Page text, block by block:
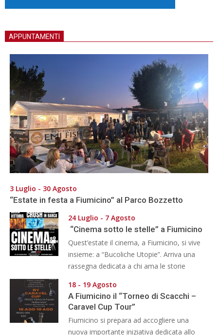
APPUNTAMENTI
3 Luglio - 30 Agosto
“Estate in festa a Fiumicino” al Parco Bozzetto
24 Luglio - 7 Agosto
“Cinema sotto le stelle” a Fiumicino
Quest’estate il cinema, a Fiumicino, si vive
insieme: a “Bucoliche Utopie”. Arriva una
rassegna dedicata a chi ama le storie
18 - 19 Agosto
A Fiumicino il “Torneo di Scacchi –
Caravel Cup Tour”
Fiumicino si prepara ad accogliere una
nuova importante iniziativa dedicata allo